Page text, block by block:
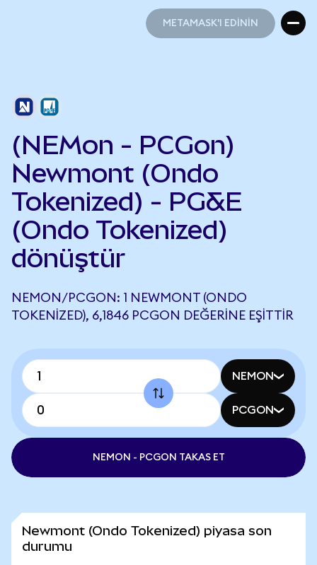
METAMASK'I EDİNİN
(NEMon - PCGon)
Newmont (Ondo
Tokenized) - PG&E
(Ondo Tokenized)
dönüştür
NEMON/PCGON: 1 NEWMONT (ONDO
TOKENIZED), 6,1846 PCGON DEĞERINE EŞITTIR
NEMON
PCGON
NEMON - PCGON TAKAS ET
Newmont (Ondo Tokenized) piyasa son
durumu